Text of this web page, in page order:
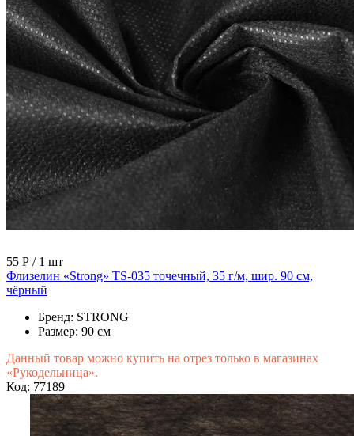
55 Р / 1 шт
Флизелин «Strong» TS-035 точечный, 35 г/м, шир. 90 см,
чёрный
Бренд: STRONG
Размер: 90 см
Данный товар можно купить на отрез только в магазинах
«Рукодельница».
Код: 77189